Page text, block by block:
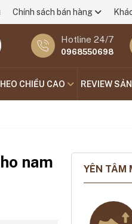
Chính sách bán hàng
Hotline 24/7
0968550698
CHIỀU CAO REVIEW
nam YÊN TÂM